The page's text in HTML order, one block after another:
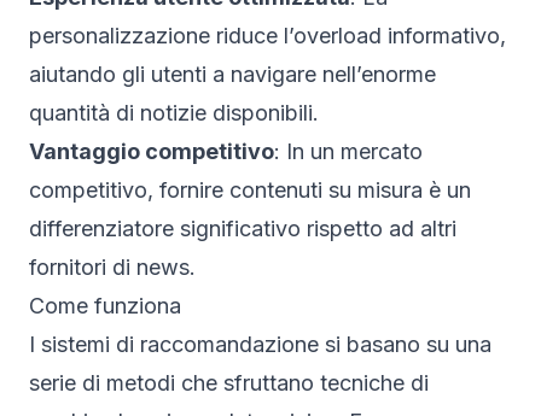
personalizzazione riduce l’overload informativo,
aiutando gli utenti a navigare nell’enorme
quantità di notizie disponibili.
Vantaggio competitivo: In un mercato
competitivo, fornire contenuti su misura è un
differenziatore significativo rispetto ad altri
fornitori di news.
Come funziona
I sistemi di raccomandazione si basano su una
serie di metodi che sfruttano tecniche di